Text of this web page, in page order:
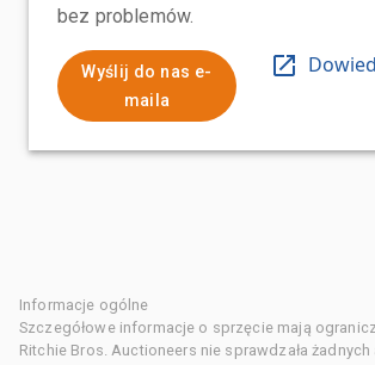
bez problemów.
Wyślij do nas e-
maila
Informacje ogólne
Szczegółowe informacje o sprzęcie mają
Ritchie Bros. Auctioneers nie sprawdzała